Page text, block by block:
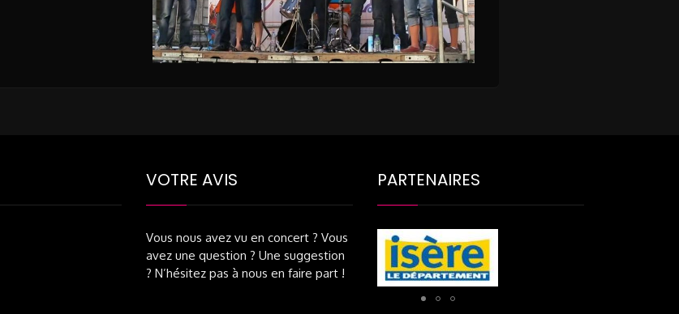
VOTRE AVIS
Vous nous avez vu en concert ? Vous
avez une question ? Une suggestion
? N’hésitez pas à nous en faire part !
PARTENAIRES